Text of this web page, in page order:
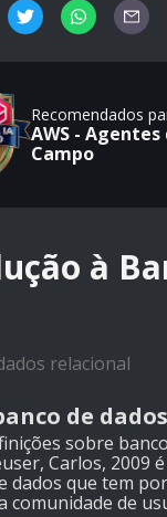
Recomendados
AWS - Agentes
Campo
à
relacional
de
sobre
Carlos, 2009
dados que tem
comunidade de